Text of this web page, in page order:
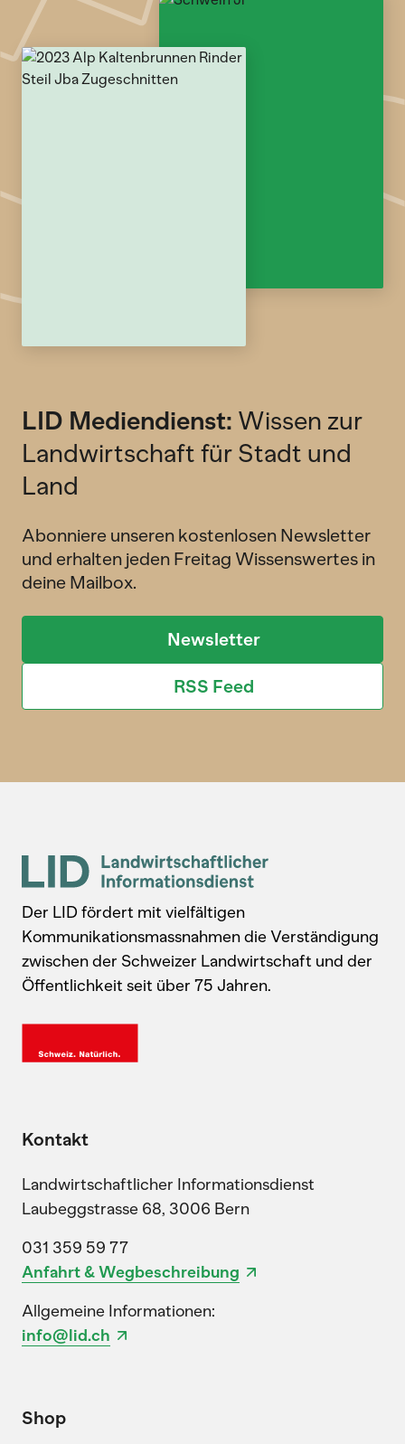
LID Mediendienst: Wissen zur
Landwirtschaft für Stadt und
Land
Abonniere unseren kostenlosen Newsletter
und erhalten jeden Freitag Wissenswertes in
deine Mailbox.
Newsletter
RSS Feed
Der LID fördert mit vielfältigen
Kommunikationsmassnahmen die Verständigung
zwischen der Schweizer Landwirtschaft und der
Öffentlichkeit seit über 75 Jahren.
Kontakt
Landwirtschaftlicher Informationsdienst
Laubeggstrasse 68, 3006 Bern
031 359 59 77
Anfahrt & Wegbeschreibung
Allgemeine Informationen:
info@lid.ch
Shop